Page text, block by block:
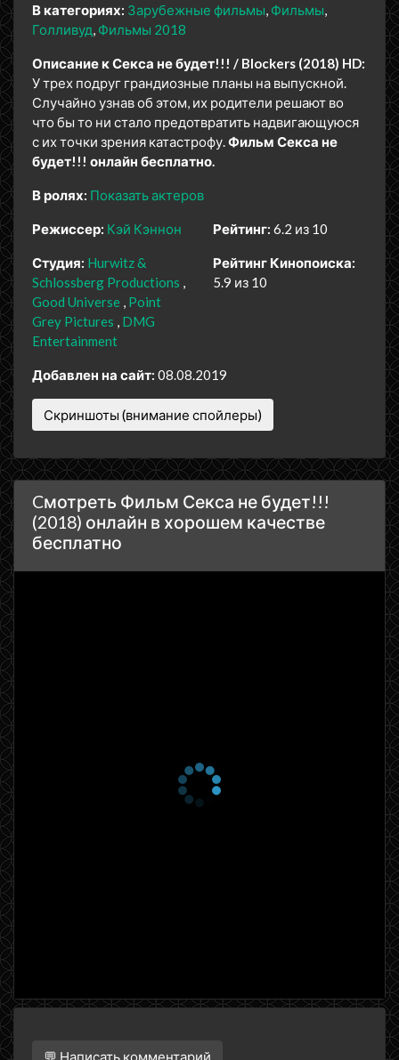
В категориях: Зарубежные фильмы Фильмы
Голливуд Фильмы 2018
Описание к Секса не будет!!! / Blockers (2018) HD:
У трех подруг грандиозные планы на выпускной.
Случайно узнав об этом, их родители решают во
что бы то ни стало предотвратить надвигающуюся
с их точки зрения катастрофу.Фильм Секса не
будет!!! онлайн бесплатно.
В ролях: Показать актеров
Режиссер: Кэй Кэннон
Студия: Hurwitz &
Schlossberg Productions
Good Universe Point
Grey Pictures
DMG
Entertainment
Рейтинг: 6.2 из 10
Рейтинг Кинопоиска:
5.9 из 10
Добавлен на сайт: 08.08.2019
Скриншоты (внимание спойлеры)
Cмотреть Фильм Секса не будет!!!
(2018) онлайн в хорошем качестве
бесплатно
💬 Написать комментарий